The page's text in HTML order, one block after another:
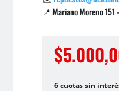
📍 Mariano Moreno
$
6 cuotas sin